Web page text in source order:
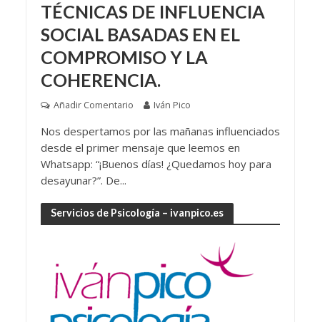
TÉCNICAS DE INFLUENCIA
SOCIAL BASADAS EN EL
COMPROMISO Y LA
COHERENCIA.
Añadir Comentario Iván Pico
Nos despertamos por las mañanas influenciados
desde el primer mensaje que leemos en
Whatsapp: “¡Buenos días! ¿Quedamos hoy para
desayunar?”. De...
Servicios de Psicología – ivanpico.es